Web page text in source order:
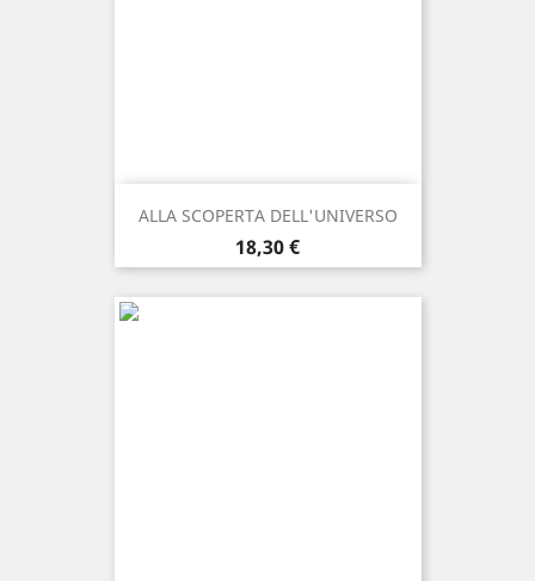
ALLA SCOPERTA DELL'UNIVERSO
Prezzo
18,30 €